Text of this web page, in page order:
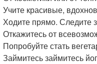
Учите красивые,
Ходите прямо. Следите
Откажитесь от
Попробуйте стать
Займитесь займитесь